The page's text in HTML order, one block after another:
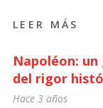
LEER MÁS
Napoléon:
del rigor
Hace 3 años